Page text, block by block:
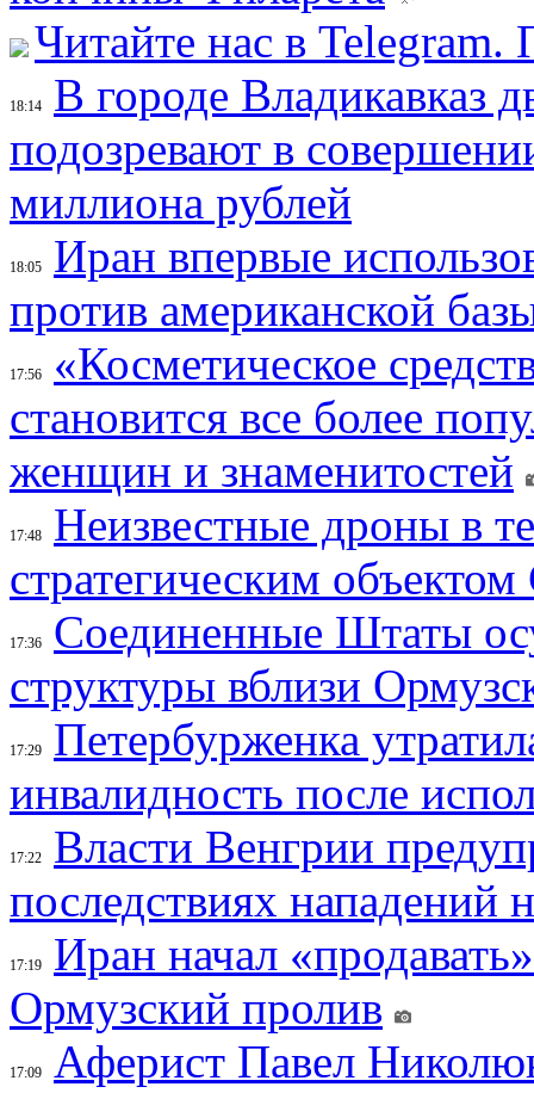
Читайте нас в
18:14
В городе Владикавказ
подозревают в
миллиона рублей
18:05
Иран впервые
против американской
17:56
«Косметическое
становится все более
женщин и знаменитостей
17:48
Неизвестные дроны в
стратегическим
17:36
Соединенные Штаты
структуры вблизи
17:29
Петербурженка
инвалидность после
17:22
Власти Венгрии
последствиях нападений
17:19
Иран начал
Ормузский пролив
17:09
Аферист Павел